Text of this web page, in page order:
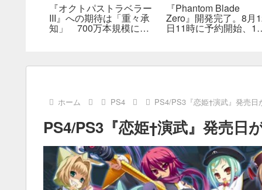
『オクトパストラベラー
III』への期待は「重々承
知」 700万本規模に成
『Phantom Blade
Zero』開発完了。8月
日11時に予約開始、11
ホーム PS4 PS4/PS3『恋姫†演武』発売日
PS4/PS3『恋姫†演武』発売日